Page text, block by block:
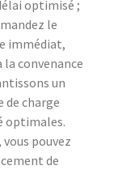
optimisé ;
le
immédiat,
convenance
un
de charge
optimales.
pouvez
de